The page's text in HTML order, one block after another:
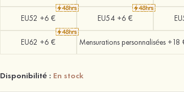
EU52 +6 € EU54 +6 €
EU62 +6 € Mensurations personnalisées +18
Disponibilité : En stock